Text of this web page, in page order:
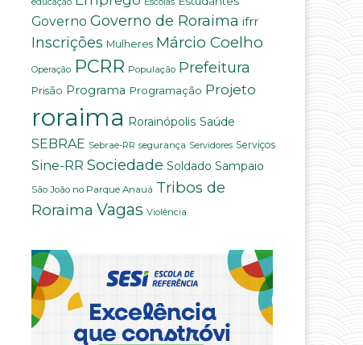
Governo Governo de Roraima ifrr
Inscrições Mulheres Márcio Coelho
Operação PCRR População Prefeitura
Prisão Programa Programação Projeto
roraima Rorainópolis Saúde
SEBRAE Sebrae-RR segurança Servidores Serviços
Sine-RR Sociedade Soldado Sampaio
São João no Parque Anauá Tribos de
Roraima Vagas Violência